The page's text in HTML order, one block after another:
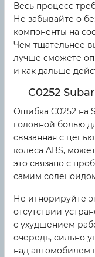
Весь процесс
Не забывайте о
компоненты на
Чем тщательнее
лучше сможете
и как дальше
C0252
Ошибка C0252 на
головной болью
связанная с
колеса ABS,
это связано с
самим
Не игнорируйте
отсутствии
с ухудшением
очередь, сильно
над автомобилем